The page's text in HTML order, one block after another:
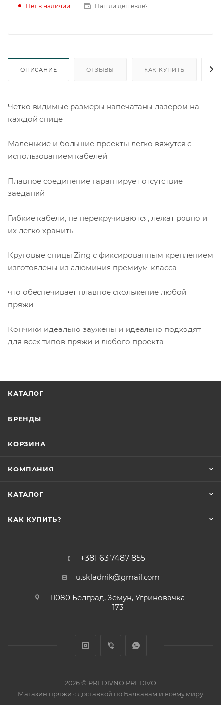
Нет в наличии Нашли дешевле?
ОПИСАНИЕ ОТЗЫВЫ КАК КУПИТЬ
Четко видимые размеры напечатаны лазером на
каждой спице
Маленькие и большие проекты легко вяжутся с
использованием кабелей
Плавное соединение гарантирует отсутствие
заеданий
Гибкие кабели, не перекручиваются, лежат ровно и
их легко хранить
Круговые спицы Zing с фиксированным креплением
изготовлены из алюминия премиум-класса
что обеспечивает плавное скольжение любой
пряжи
Кончики идеально заужены и идеально подходят
для всех типов пряжи и любого проекта
КАТАЛОГ
БРЕНДЫ
КОРЗИНА
КОМПАНИЯ
КАТАЛОГ
КАК КУПИТЬ?
+381 63 7487 855
u.skladnik@gmail.com
11080 Белград, Земун, Угриновачка
173
2026 © PREDIVNO PREDIVO
Магазин пряжи с доставкой по Балканам и всему миру